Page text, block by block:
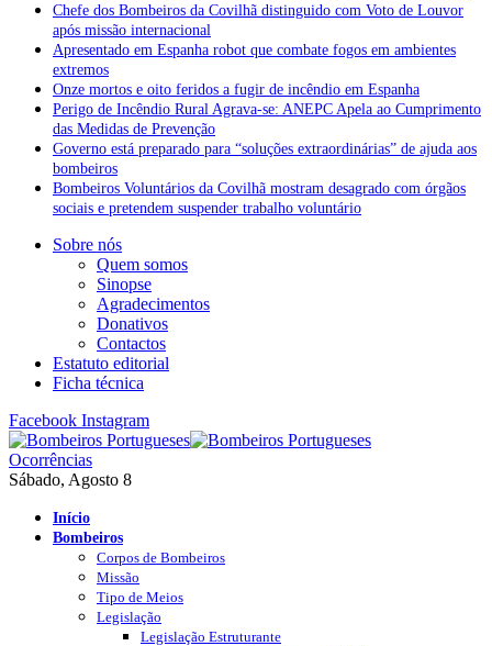
Chefe dos Bombeiros da Covilhã distinguido com Voto de Louvor
após missão internacional
Apresentado em Espanha robot que combate fogos em ambientes
extremos
Onze mortos e oito feridos a fugir de incêndio em Espanha
Perigo de Incêndio Rural Agrava-se: ANEPC Apela ao Cumprimento
das Medidas de Prevenção
Governo está preparado para “soluções extraordinárias” de ajuda aos
bombeiros
Bombeiros Voluntários da Covilhã mostram desagrado com órgãos
sociais e pretendem suspender trabalho voluntário
Sobre nós
Quem somos
Sinopse
Agradecimentos
Donativos
Contactos
Estatuto editorial
Ficha técnica
Facebook Instagram
Ocorrências
Sábado, Agosto 8
Início
Bombeiros
Corpos de Bombeiros
Missão
Tipo de Meios
Legislação
Legislação Estruturante